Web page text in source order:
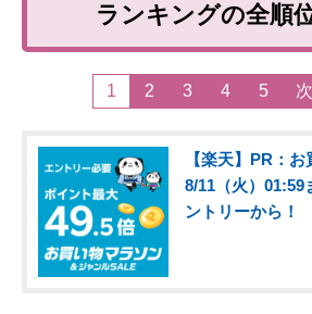
ランキングの全順
1 2 3 4 5
【楽天】PR：
8/11（火）
ントリーから！